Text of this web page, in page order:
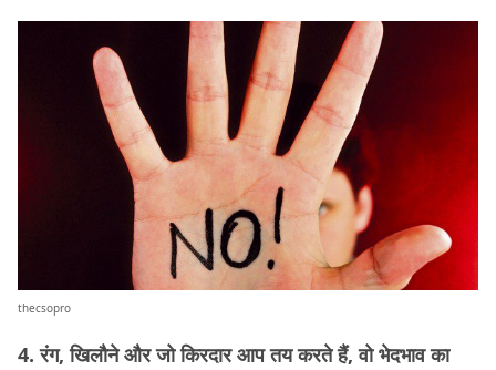
thecsopro
4. रंग, खिलौने और जो किरदार आप तय करते हैं, वो भेदभाव का